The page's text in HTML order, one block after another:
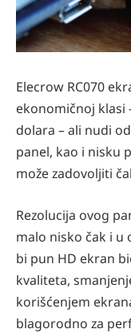
Elecrow RC070
ekonomičnoj klasi
dolara – ali nudi
panel, kao i nisku
može zadovoljiti
Rezolucija ovog
malo nisko čak i
bi pun HD ekran
kvaliteta,
korišćenjem
blagorodno za